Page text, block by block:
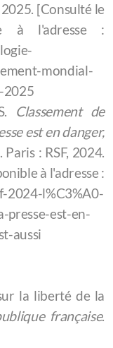
[Consulté le
à l'adresse :
mondial-
2025
Classement de
est en danger,
: RSF, 2024.
à l'adresse :
2024-l%C3%A0-
presse-est-en-
aussi
la liberté de la
française.